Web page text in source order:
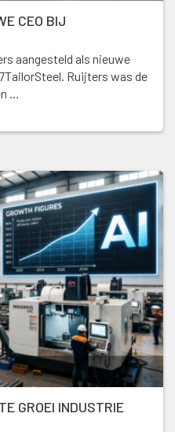
CEO BIJ
aangesteld als nieuwe
Ruijters was de
…
GROEI INDUSTRIE